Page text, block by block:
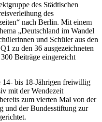
des Städtischen
des
nach Berlin. Mit einem
„Deutschland im Wandel
und Schüler aus den
zu den 36 ausgezeichneten
Beiträge eingereicht
14- bis 18-Jährigen freiwillig
mit der Wendezeit
zum vierten Mal von der
und der Bundesstiftung zur